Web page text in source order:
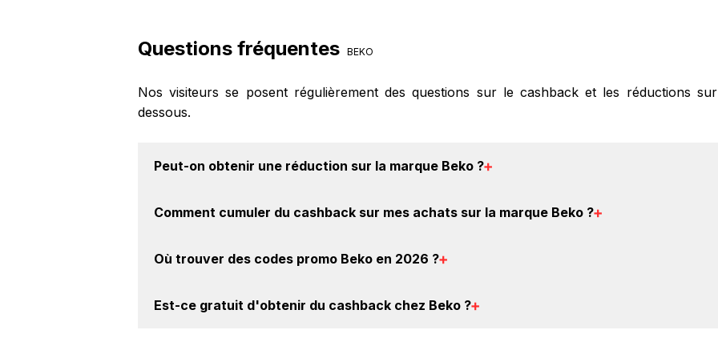
Questions fréquentes BEKO
Nos visiteurs se posent régulièrement des questions sur le cashback et les réductions
dessous.
Peut-on obtenir une réduction sur la marque Beko ?
de la marque Beko sur nos sites partenaires. Ce montant ne tient pas compte de vos éventuels
Comment cumuler du cashback sur mes achats sur la marque Beko ?
cashback, réalisez votre achat, et vous verrez apparaître le cashback dans votre cagnotte
Où trouver des codes promo Beko en 2026 ?
découvrez si des codes promo Beko sont disponibles.
Est-ce gratuit d'obtenir du cashback chez Beko ?